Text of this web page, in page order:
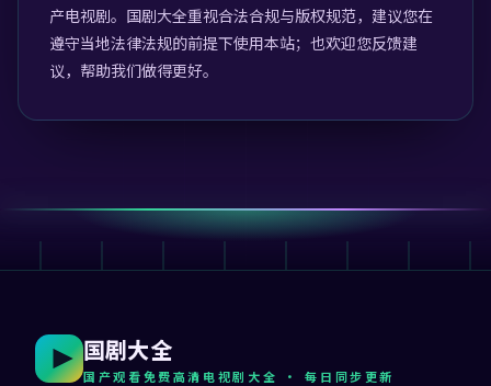
产电视剧。 国剧大全重视合法合规与版权规范，建议您在
遵守当地法律法规的前提下使用本站；也欢迎您反馈建
议，帮助我们做得更好。
国剧大全
国产观看免费高清电视剧大全 · 每日同步更新